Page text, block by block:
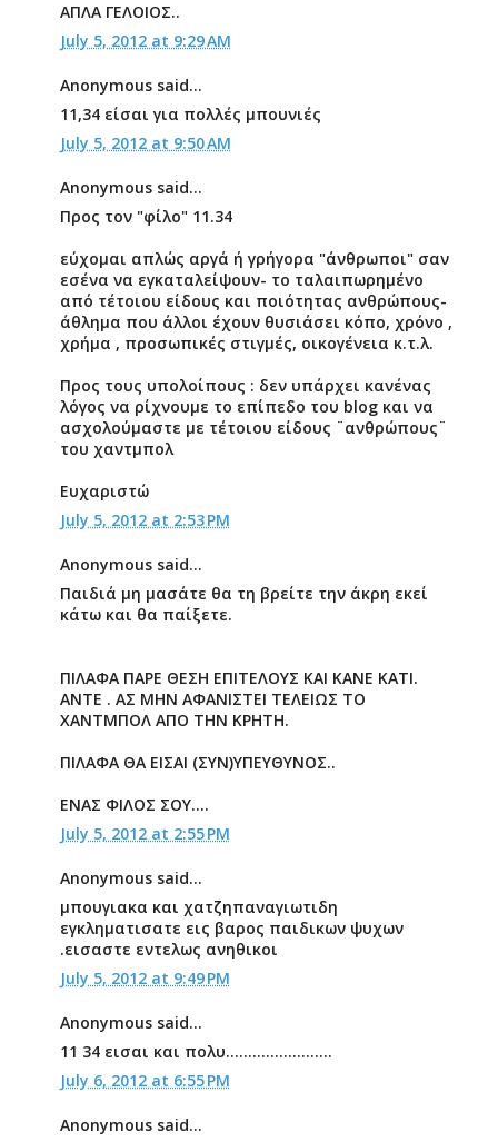
ΑΠΛΑ ΓΕΛΟΙΟΣ..
July 5, 2012 at 9:29 AM
Anonymous said...
11,34 είσαι για πολλές μπουνιές
July 5, 2012 at 9:50 AM
Anonymous said...
Προς τον "φίλο" 11.34
εύχομαι απλώς αργά ή γρήγορα "άνθρωποι" σαν
εσένα να εγκαταλείψουν- το ταλαιπωρημένο
από τέτοιου είδους και ποιότητας ανθρώπους-
άθλημα που άλλοι έχουν θυσιάσει κόπο, χρόνο ,
χρήμα , προσωπικές στιγμές, οικογένεια κ.τ.λ.
Προς τους υπολοίπους : δεν υπάρχει κανένας
λόγος να ρίχνουμε το επίπεδο του blog και να
ασχολούμαστε με τέτοιου είδους ¨ανθρώπους¨
του χαντμπολ
Ευχαριστώ
July 5, 2012 at 2:53 PM
Anonymous said...
Παιδιά μη μασάτε θα τη βρείτε την άκρη εκεί
κάτω και θα παίξετε.
ΠΙΛΑΦΑ ΠΑΡΕ ΘΕΣΗ ΕΠΙΤΕΛΟΥΣ ΚΑΙ ΚΑΝΕ ΚΑΤΙ.
ΑΝΤΕ . ΑΣ ΜΗΝ ΑΦΑΝΙΣΤΕΙ ΤΕΛΕΙΩΣ ΤΟ
ΧΑΝΤΜΠΟΛ ΑΠΟ ΤΗΝ ΚΡΗΤΗ.
ΠΙΛΑΦΑ ΘΑ ΕΙΣΑΙ (ΣΥΝ)ΥΠΕΥΘΥΝΟΣ..
ΕΝΑΣ ΦΙΛΟΣ ΣΟΥ....
July 5, 2012 at 2:55 PM
Anonymous said...
μπουγιακα και χατζηπαναγιωτιδη
εγκληματισατε εις βαρος παιδικων ψυχων
.εισαστε εντελως ανηθικοι
July 5, 2012 at 9:49 PM
Anonymous said...
11 34 εισαι και πολυ........................
July 6, 2012 at 6:55 PM
Anonymous said...